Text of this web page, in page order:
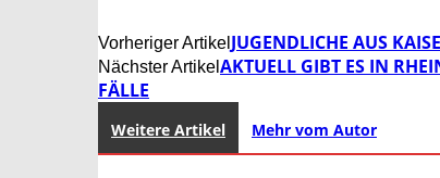
Vorheriger Artikel JUGENDLICHE AUS
Nächster Artikel AKTUELL GIBT ES IN
FÄLLE
Weitere Artikel Mehr vom Autor